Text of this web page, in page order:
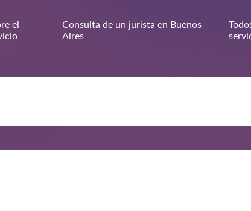
el
Consulta de un jurista en Buenos
Aires